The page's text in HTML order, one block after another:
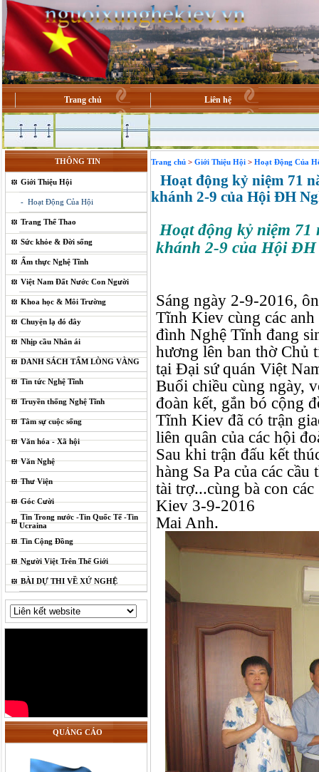
Trang chủ Liên hệ
THÔNG TIN
Giới Thiệu Hội
- Hoạt Động Của Hội
Trang Thể Thao
Sức khỏe & Đời sống
Ẩm thực Nghệ Tĩnh
Việt Nam Đất Nước Con Người
Khoa học & Môi Trường
Chuyện lạ đó đây
Nhịp cầu Nhân ái
DANH SÁCH TẤM LÒNG VÀNG
Tin tức Nghệ Tĩnh
Truyền thống Nghệ Tĩnh
Tâm sự cuộc sống
Văn hóa - Xã hội
Văn Nghệ
Thư Viện
Góc Cười
Tin Trong nước -Tin Quốc Tế -Tin
Ucraina
Tin Cộng Đồng
Người Việt Trên Thế Giới
BÀI DỰ THI VỀ XỨ NGHỆ
QUẢNG CÁO
Trang chủ > Giới Thiệu Hội > Hoạt Động Của
Hoạt động kỷ niệm 71
khánh 2-9 của Hội ĐH
Hoạt động kỷ niệm
khánh 2-9 của Hội
Sáng ngày 2-9-2016,
Tĩnh Kiev cùng các
đình Nghệ Tĩnh đang
hương lên ban thờ Chủ
tại Đại sứ quán Việt
Buổi chiều cùng ngày,
đoàn kết, gắn bó cộng
Tĩnh Kiev đã có trận
liên quân của các hội
Sau khi trận đấu kết
hàng Sa Pa của các
tài trợ...cùng bà con
Kiev 3-9-2016
Mai Anh.